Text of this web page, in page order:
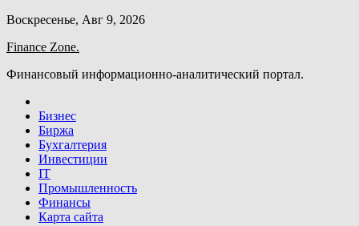
Skip
content
Воскресенье, Авг 9, 2026
Finance Zone.
Финансовый информационно-аналитический портал.
Бизнес
Биржа
Бухгалтерия
Инвестиции
IT
Промышленность
Финансы
Карта сайта